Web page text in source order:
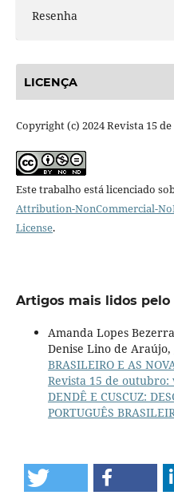
Resenha
LICENÇA
Copyright (c) 2024 Revista 15
Este trabalho está licenciado
Attribution-NonCommercial-
License.
Artigos mais lidos pelo
Amanda Lopes
Denise Lino de Araújo,
BRASILEIRO E AS
Revista 15 de outubro:
DENDÊ E CUSCUZ:
PORTUGUÊS